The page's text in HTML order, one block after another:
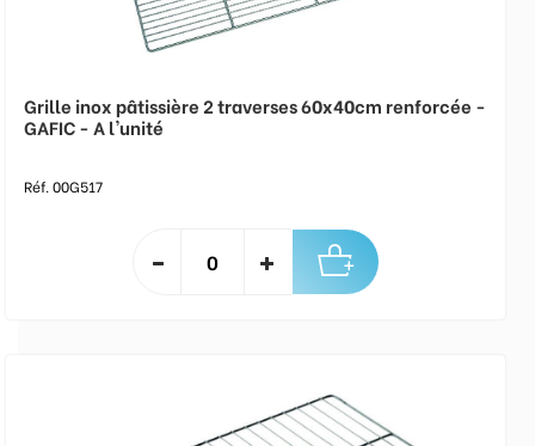
Grille inox pâtissière 2 traverses 60x40cm renforcée -
GAFIC - A l'unité
Réf. 00G517